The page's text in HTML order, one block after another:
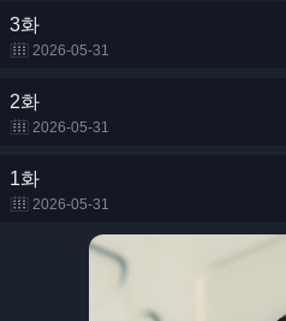
3화
2026-05-31
2화
2026-05-31
1화
2026-05-31